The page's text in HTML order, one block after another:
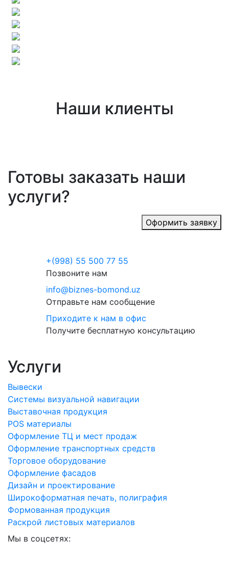
Наши клиенты
Готовы заказать наши
услуги?
Оформить заявку
+(998) 55 500 77 55
Позвоните нам
info@biznes-bomond.uz
Отправьте нам сообщение
Приходите к нам в офис
Получите бесплатную консультацию
Услуги
Вывески
Системы визуальной навигации
Выставочная продукция
POS материалы
Оформление ТЦ и мест продаж
Оформление транспортных средств
Торговое оборудование
Оформление фасадов
Дизайн и проектирование
Широкоформатная печать, полиграфия
Формованная продукция
Раскрой листовых материалов
Мы в соцсетях: